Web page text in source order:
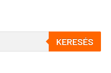
KERESÉS